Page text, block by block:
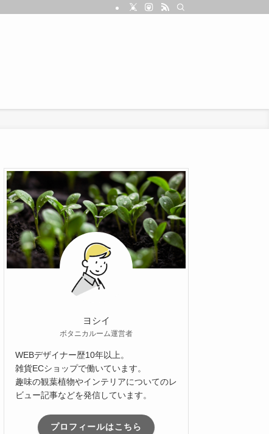
ヨシイ
ボタニカルーム運営者
WEBデザイナー歴10年以上。
雑貨ECショップで働いています。
趣味の観葉植物やインテリアについてのレ
ビュー記事などを発信しています。
プロフィールはこちら